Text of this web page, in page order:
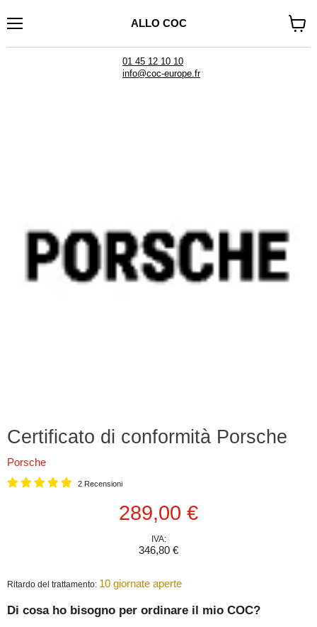
ALLO COC
01 45 12 10 10
info@coc-europe.fr
il
Certificato di conformità Porsche
Porsche
2 Recensioni
Prezzo attuale
289,00 €
IVA:
346,80 €
Ritardo del trattamento: 10 giornate aperte
Di cosa ho bisogno per ordinare il mio COC?